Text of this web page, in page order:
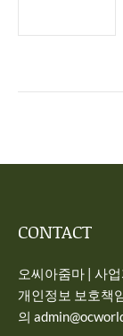
CONTACT
오씨아줌마 | 사
개인정보 보호책
의